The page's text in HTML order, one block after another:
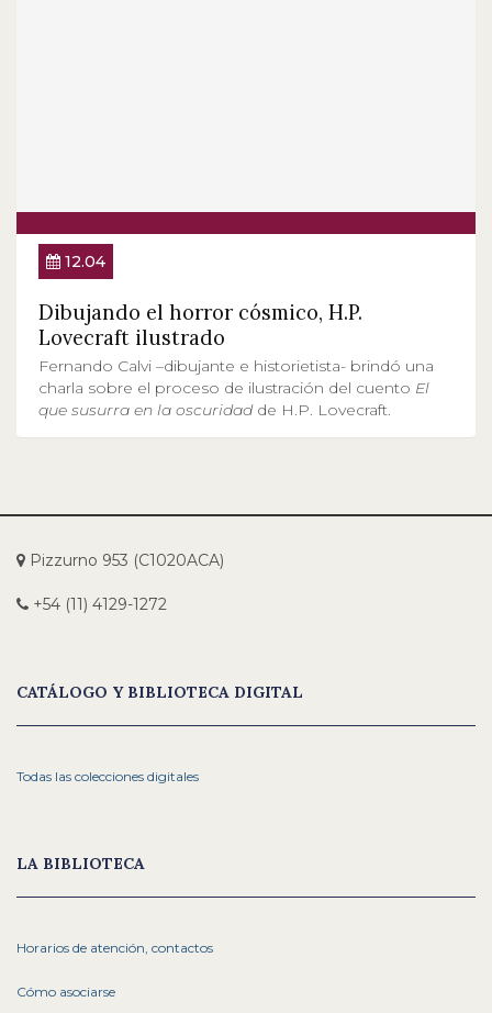
12.04
Dibujando el horror cósmico, H.P.
Lovecraft ilustrado
Fernando Calvi –dibujante e historietista- brindó una
charla sobre el proceso de ilustración del cuento El
que susurra en la oscuridadde H.P. Lovecraft.
Pizzurno 953 (C1020ACA)
+54 (11) 4129-1272
CATÁLOGO Y BIBLIOTECA DIGITAL
Todas las colecciones digitales
LA BIBLIOTECA
Horarios de atención, contactos
Cómo asociarse